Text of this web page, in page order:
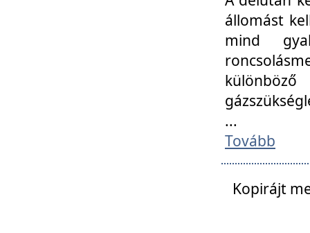
állomást
mind
...
Tovább
Kopirájt